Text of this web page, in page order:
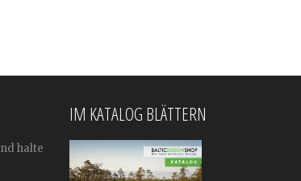
halte
IM KATALOG BLÄTTERN